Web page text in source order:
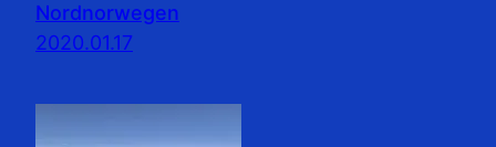
Nordnorwegen
2020.01.17